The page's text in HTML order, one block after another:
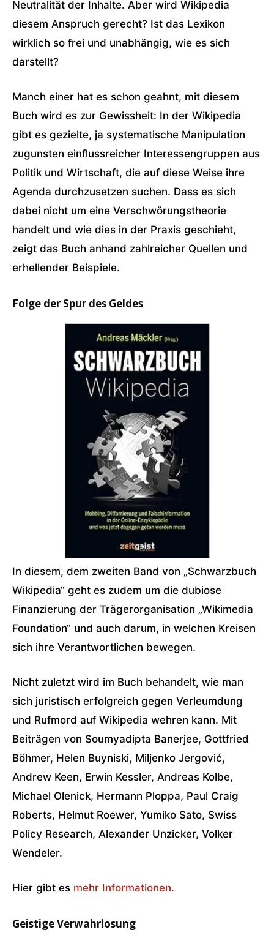
Neutralität der Inhalte. Aber wird Wikipedia
diesem Anspruch gerecht? Ist das Lexikon
wirklich so frei und unabhängig, wie es sich
darstellt?
Manch einer hat es schon geahnt, mit diesem
Buch wird es zur Gewissheit: In der Wikipedia
gibt es gezielte, ja systematische Manipulation
zugunsten einflussreicher Interessengruppen aus
Politik und Wirtschaft, die auf diese Weise ihre
Agenda durchzusetzen suchen. Dass es sich
dabei nicht um eine Verschwörungstheorie
handelt und wie dies in der Praxis geschieht,
zeigt das Buch anhand zahlreicher Quellen und
erhellender Beispiele.
Folge der Spur des Geldes
In diesem, dem zweiten Band von „Schwarzbuch
Wikipedia“ geht es zudem um die dubiose
Finanzierung der Trägerorganisation „Wikimedia
Foundation“ und auch darum, in welchen Kreisen
sich ihre Verantwortlichen bewegen.
Nicht zuletzt wird im Buch behandelt, wie man
sich juristisch erfolgreich gegen Verleumdung
und Rufmord auf Wikipedia wehren kann. Mit
Beiträgen von Soumyadipta Banerjee, Gottfried
Böhmer, Helen Buyniski, Miljenko Jergović,
Andrew Keen, Erwin Kessler, Andreas Kolbe,
Michael Olenick, Hermann Ploppa, Paul Craig
Roberts, Helmut Roewer, Yumiko Sato, Swiss
Policy Research, Alexander Unzicker, Volker
Wendeler.
Hier gibt es mehr Informationen.
Geistige Verwahrlosung